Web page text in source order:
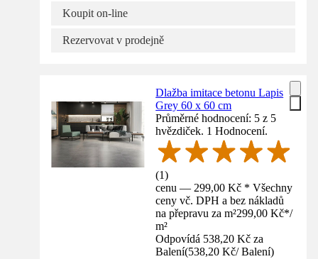
Koupit on-line
Rezervovat v prodejně
Dlažba imitace betonu Lapis
Grey 60 x 60 cm
Průměrné hodnocení: 5 z 5
hvězdiček. 1 Hodnocení.
(1)
cenu — 299,00 Kč * Všechny
ceny vč. DPH a bez nákladů
na přepravu za m²299,00 Kč*/
m²
Odpovídá 538,20 Kč za
Balení(538,20 Kč/ Balení)